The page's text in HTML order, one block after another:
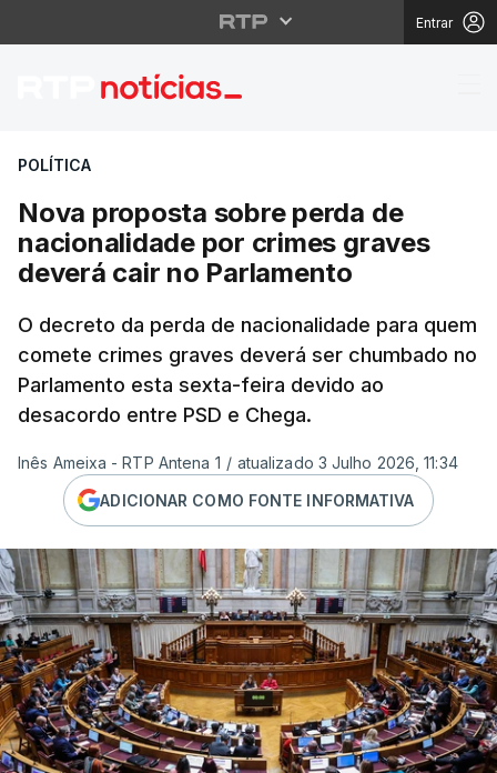
Entrar
Nova proposta sobre
POLÍTICA
Nova proposta sobre perda de
nacionalidade por crimes graves
deverá cair no Parlamento
O decreto da perda de nacionalidade para quem
comete crimes graves deverá ser chumbado no
Parlamento esta sexta-feira devido ao
desacordo entre PSD e Chega.
Inês Ameixa - RTP Antena 1 / atualizado 3 Julho 2026, 11:34
ADICIONAR COMO FONTE INFORMATIVA